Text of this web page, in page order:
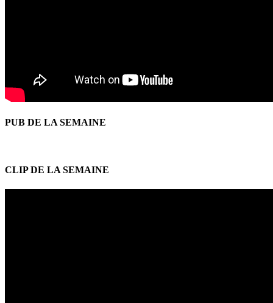
PUB DE LA SEMAINE
CLIP DE LA SEMAINE